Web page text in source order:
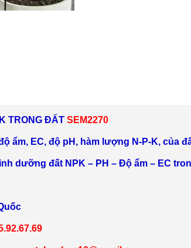
TRONG ĐẤT SEM2270
ẩm, EC, độ pH, hàm lượng N-P-K, của
dưỡng đất NPK – PH – Độ ẩm – EC